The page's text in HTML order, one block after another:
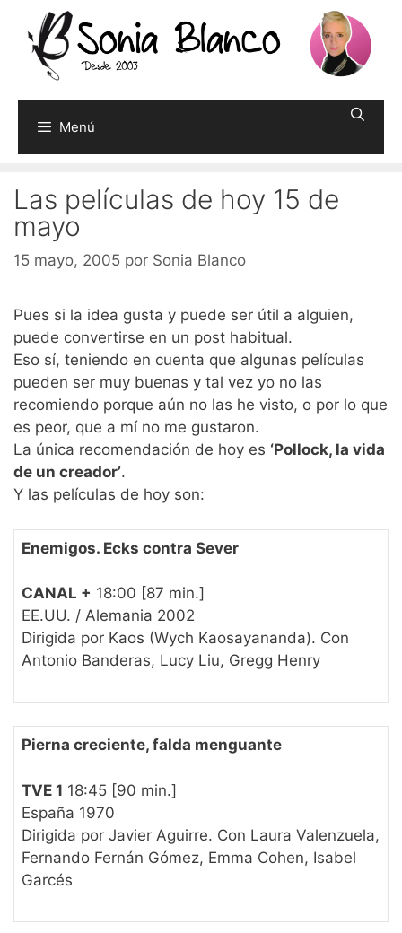
contenido
Menú
Las películas de hoy 15 de
mayo
15 mayo, 2005 por Sonia Blanco
Pues si la idea gusta y puede ser útil a alguien,
puede convertirse en un post habitual.
Eso sí, teniendo en cuenta que algunas películas
pueden ser muy buenas y tal vez yo no las
recomiendo porque aún no las he visto, o por lo que
es peor, que a mí no me gustaron.
La única recomendación de hoy es ‘Pollock, la vida
de un creador’.
Y las películas de hoy son:
Enemigos. Ecks contra Sever
CANAL + 18:00 [87 min.]
EE.UU. / Alemania 2002
Dirigida por Kaos (Wych Kaosayananda). Con
Antonio Banderas, Lucy Liu, Gregg Henry
Pierna creciente, falda menguante
TVE 1 18:45 [90 min.]
España 1970
Dirigida por Javier Aguirre. Con Laura Valenzuela,
Fernando Fernán Gómez, Emma Cohen, Isabel
Garcés